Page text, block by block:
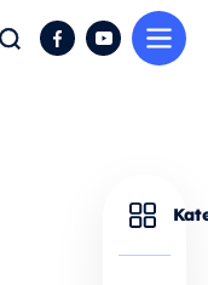
Hledat FacebookYouTube